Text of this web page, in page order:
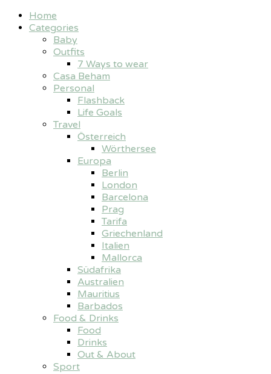
Home
Categories
Baby
Outfits
7 Ways to wear
Casa Beham
Personal
Flashback
Life Goals
Travel
Österreich
Wörthersee
Europa
Berlin
London
Barcelona
Prag
Tarifa
Griechenland
Italien
Mallorca
Südafrika
Australien
Mauritius
Barbados
Food & Drinks
Food
Drinks
Out & About
Sport